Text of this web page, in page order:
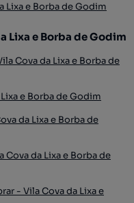
Lixa e Borba de Godim
Lixa e Borba de Godim
Cova da Lixa e Borba de
e Borba de Godim
da Lixa e Borba de
da Lixa e Borba de
- Vila Cova da Lixa e